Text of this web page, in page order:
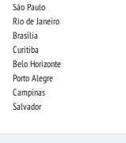
São Paulo
Rio de Janeiro
Brasília
Curitiba
Belo Horizonte
Porto Alegre
Campinas
Salvador